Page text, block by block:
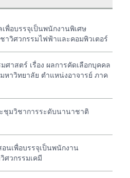
พื่อบรรจุเป็นพนักงานพิเศษ
าวิศวกรรมไฟฟ้าและคอมพิวเตอร์
าสตร์ เรื่อง ผลการคัดเลือกบุคคล
หาวิทยาลัย ตำแหน่งอาจารย์ ภาค
ชุมวิชาการระดับนานาชาติ
นเพื่อบรรจุเป็นพนักงาน
ศวกรรมเคมี